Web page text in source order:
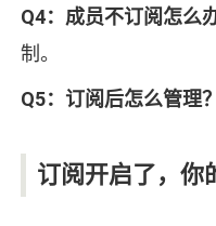
Q4：成员不订阅怎么
制。
Q5：订阅后怎么管理？
订阅开启了，你